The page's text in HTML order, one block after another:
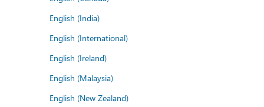
English (India)
English (International)
English (Ireland)
English (Malaysia)
English (New Zealand)